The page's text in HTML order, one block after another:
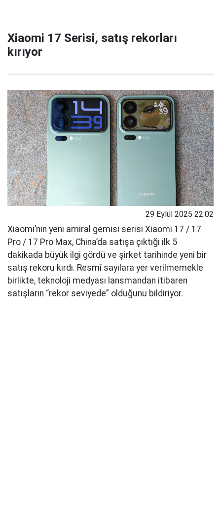
Xiaomi 17 Serisi, satış rekorları
kırıyor
29 Eylül 2025 22:02
Xiaomi’nin yeni amiral gemisi serisi Xiaomi 17 / 17
Pro / 17 Pro Max, China’da satışa çıktığı ilk 5
dakikada büyük ilgi gördü ve şirket tarihinde yeni bir
satış rekoru kırdı. Resmî sayılara yer verilmemekle
birlikte, teknoloji medyası lansmandan itibaren
satışların “rekor seviyede” olduğunu bildiriyor.